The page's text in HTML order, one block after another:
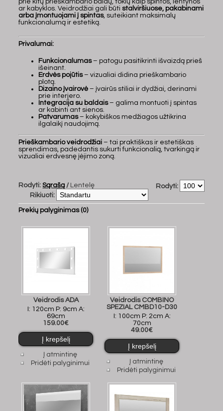
prie kitų prieškambario baldų, tokių kaip spintos, lentynos
ar kabyk­los. Veidrodžiai gali būtistalviršiuose, pakabinami
arba įmontuojami į spintas, suteikiant maksimalų
funkcionalumą ir estetiką.
Privalumai:
Funkcionalumas– patogu pasitikrinti išvaizdą prieš
išeinant.
Erdvės pojūtis– vizualiai didina prieškambario
plotą.
Dizaino įvairovė – įvairūs stiliai ir dydžiai, derinami
prie interjero.
Integracija su baldais– galima montuoti į spintas
ar kabinti ant sienos.
Patvarumas– kokybiškos medžiagos užtikrina
ilgalaikį naudojimą.
Prieškambario veidrodžiai – tai praktiškas ir estetiškas
sprendimas, padedantis sukurti funkcionalią, tvarkingą ir
vizualiai erdvesnę įėjimo zoną.
Rodyti: Sąrašą / Lentelę
Rodyti:
Rikiuoti:
Prekių palyginimas (0)
Veidrodis ADA
I: 120cm P: 9cm A:
69cm
159.00€
Į atmintinę
Pridėti palyginimui
Veidrodis COMBINO
SPEZIAL CMBD10-D30
I: 100cm P: 2cm A:
70cm
49.00€
Į atmintinę
Pridėti palyginimui